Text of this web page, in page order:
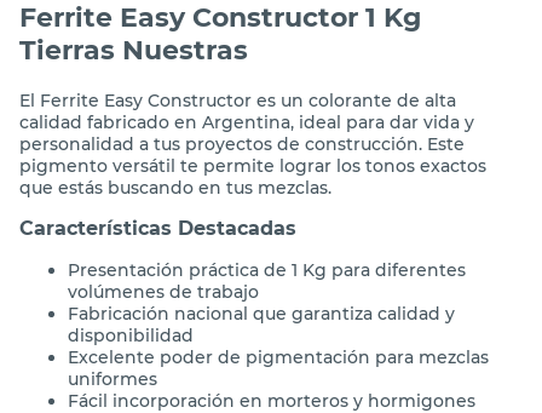
Ferrite Easy Constructor 1 Kg
Tierras Nuestras
El Ferrite Easy Constructor es un colorante de alta
calidad fabricado en Argentina, ideal para dar vida y
personalidad a tus proyectos de construcción. Este
pigmento versátil te permite lograr los tonos exactos
que estás buscando en tus mezclas.
Características Destacadas
Presentación práctica de 1 Kg para diferentes
volúmenes de trabajo
Fabricación nacional que garantiza calidad y
disponibilidad
Excelente poder de pigmentación para mezclas
uniformes
Fácil incorporación en morteros y hormigones